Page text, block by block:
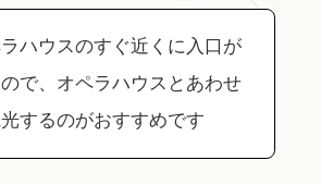
ハウスのすぐ近くに入口が
で、オペラハウスとあわせ
するのがおすすめです